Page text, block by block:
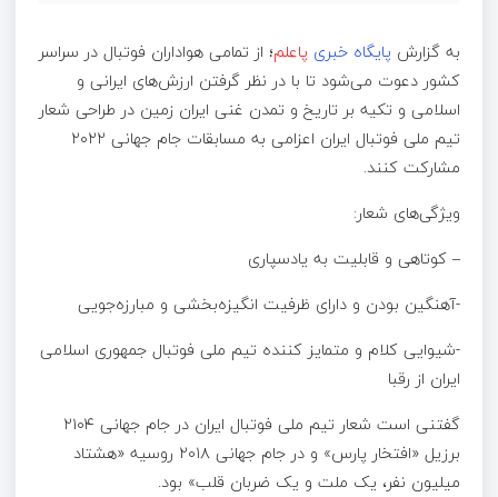
به گزارش پایگاه خبری پاعلم؛ از تمامی هواداران فوتبال در سراسر
کشور دعوت می‌شود تا با در نظر گرفتن ارزش‌های ایرانی و
اسلامی و تکیه بر تاریخ و تمدن غنی ایران زمین در طراحی شعار
تیم ملی فوتبال ایران اعزامی به مسابقات جام جهانی ۲۰۲۲
مشارکت کنند.
ویژگی‌های شعار:
– کوتاهی و قابلیت به یادسپاری
-آهنگین بودن و دارای ظرفیت انگیزه‌بخشی و مبارزه‌جویی
-شیوایی کلام و متمایز کننده تيم ملى فوتبال جمهورى اسلامى
ایران از رقبا
گفتنی است شعار تیم ملی فوتبال ایران در جام جهانی ۲۱۰۴
برزیل «افتخار پارس» و در جام جهانی ۲۰۱۸ روسیه «هشتاد
میلیون نفر، یک ملت و یک ضربان قلب» بود.